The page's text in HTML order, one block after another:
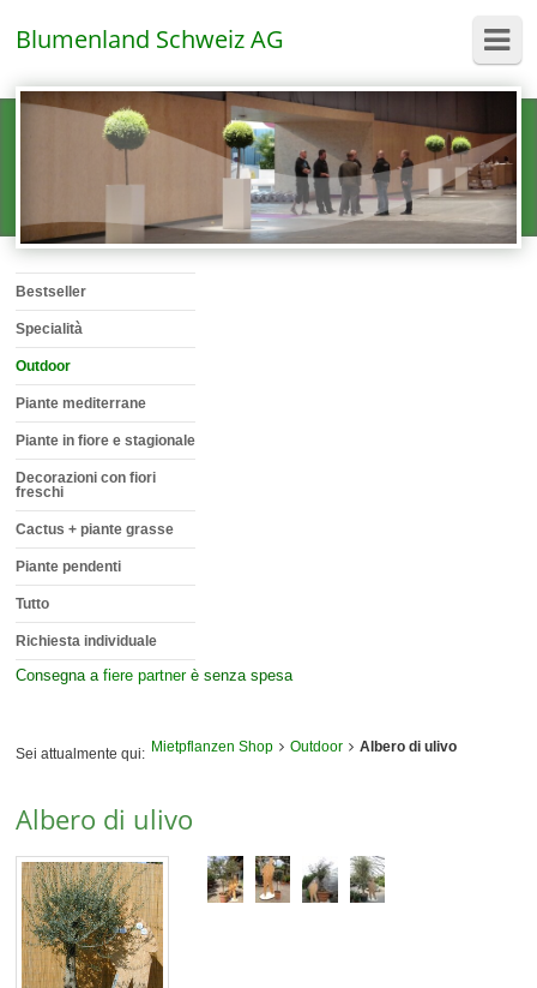
Blumenland Schweiz AG
Bestseller
Specialità
Outdoor
Piante mediterrane
Piante in fiore e stagionale
Decorazioni con fiori
freschi
Cactus + piante grasse
Piante pendenti
Tutto
Richiesta individuale
Consegna afiere partnerè senza spesa
Sei attualmente qui: Mietpflanzen Shop Outdoor Albero di ulivo
Albero di ulivo